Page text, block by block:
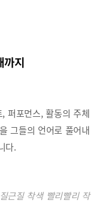
까지
퍼포먼스, 활동의 주체
그들의 언어로 풀어내
다.
근질 착색 빨리빨리 작